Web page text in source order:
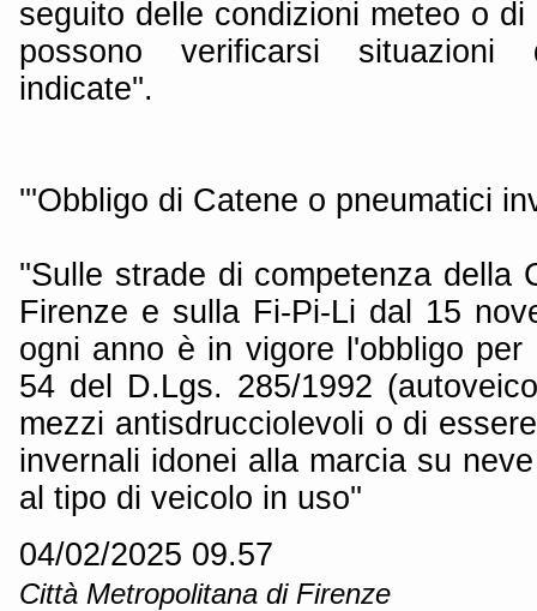
seguito delle condizioni meteo o
possono verificarsi
indicate''.
'''Obbligo di Catene o pneumatici
''Sulle strade di competenza della
Firenze e sulla Fi-Pi-Li dal 15
ogni anno è in vigore l'obbligo
54 del D.Lgs. 285/1992
mezzi antisdrucciolevoli o di
invernali idonei alla marcia su
al tipo di veicolo in uso''
04/02/2025 09.57
Città Metropolitana di Firenze